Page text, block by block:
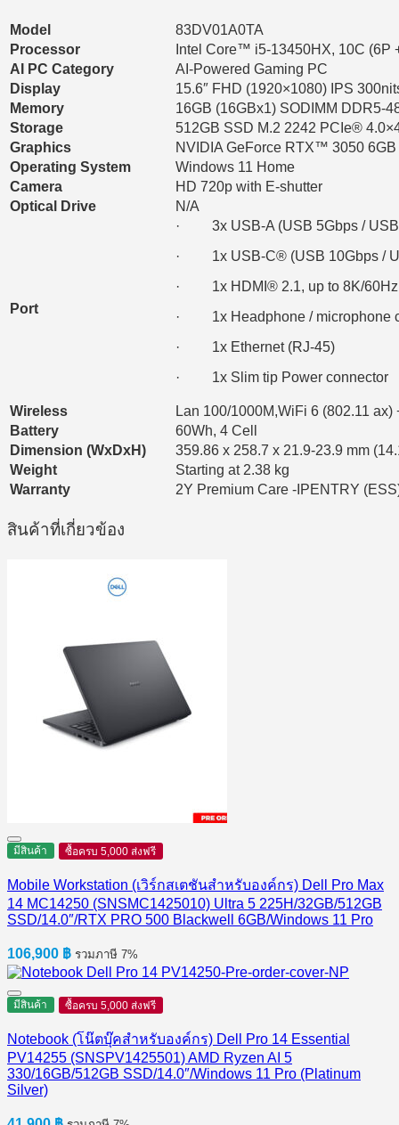
Model
83DV01A0TA
Processor
Intel Core™ i5-13450HX, 10C (6P
AI PC Category
AI-Powered Gaming PC
Display
15.6″ FHD (1920×1080) IPS
Memory
16GB (16GBx1) SODIMM DDR5-
Storage
512GB SSD M.2 2242 PCIe®
Graphics
NVIDIA GeForce RTX™ 3050
Operating System
Windows 11 Home
Camera
HD 720p with E-shutter
Optical Drive
N/A
Port
· 3x USB-A (USB 5Gbps / USB
· 1x USB-C® (USB 10Gbps /
· 1x HDMI® 2.1, up to 8K/60Hz
· 1x Headphone / microphone
· 1x Ethernet (RJ-45)
· 1x Slim tip Power connector
Wireless
Lan 100/1000M,WiFi 6 (802.11 ax)
Battery
60Wh, 4 Cell
Dimension (WxDxH)
359.86 x 258.7 x 21.9-23.9 mm
Weight
Starting at 2.38 kg
Warranty
2Y Premium Care -IPENTRY
สินค้าที่เกี่ยวข้อง
มีสินค้า ซื้อครบ 5,000 ส่งฟรี
Mobile Workstation (เวิร์กสเตชันสำหรับองค์กร) Dell Pro Max
14 MC14250 (SNSMC1425010) Ultra 5 225H/32GB/512GB
SSD/14.0″/RTX PRO 500 Blackwell 6GB/Windows 11 Pro
106,900 ฿ รวมภาษี 7%
มีสินค้า ซื้อครบ 5,000 ส่งฟรี
Notebook (โน๊ตบุ๊คสำหรับองค์กร) Dell Pro 14 Essential
PV14255 (SNSPV1425501) AMD Ryzen AI 5
330/16GB/512GB SSD/14.0″/Windows 11 Pro (Platinum
Silver)